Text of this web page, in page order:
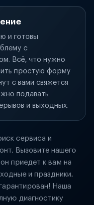
и готовы
с
Всё, что нужно
простую форму
с вами свяжется
подавать
и выходных.
сервиса и
Вызовите нашего
приедет к вам на
и праздники.
Наша
диагностику